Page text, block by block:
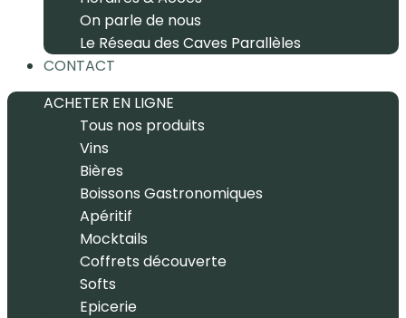
On parle de nous
Le Réseau des Caves Parallèles
CONTACT
ACHETER EN LIGNE
Tous nos produits
Vins
Bières
Boissons Gastronomiques
Apéritif
Mocktails
Coffrets découverte
Softs
Epicerie